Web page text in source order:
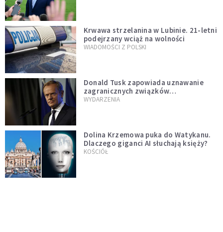
Krwawa strzelanina w Lubinie. 21-letni
podejrzany wciąż na wolności
WIADOMOŚCI Z POLSKI
Donald Tusk zapowiada uznawanie
zagranicznych związków
jednopłciowych. "Państwo oblało ten
WYDARZENIA
Dolina Krzemowa puka do Watykanu.
Dlaczego giganci AI słuchają księży?
KOŚCIÓŁ